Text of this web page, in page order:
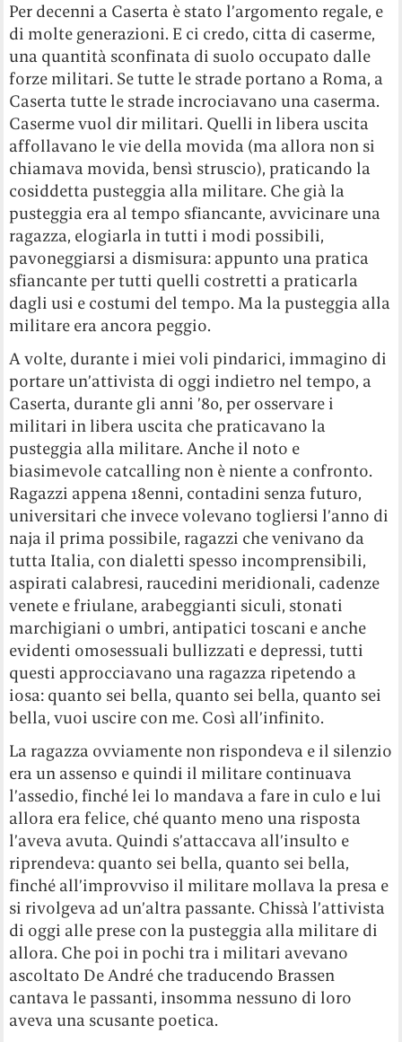
Per decenni a Caserta è stato l’argomento regale, e
di molte generazioni. E ci credo, citta di caserme,
una quantità sconfinata di suolo occupato dalle
forze militari. Se tutte le strade portano a Roma, a
Caserta tutte le strade incrociavano una caserma.
Caserme vuol dir militari. Quelli in libera uscita
affollavano le vie della movida (ma allora non si
chiamava movida, bensì struscio), praticando la
cosiddetta pusteggia alla militare. Che già la
pusteggia era al tempo sfiancante, avvicinare una
ragazza, elogiarla in tutti i modi possibili,
pavoneggiarsi a dismisura: appunto una pratica
sfiancante per tutti quelli costretti a praticarla
dagli usi e costumi del tempo. Ma la pusteggia alla
militare era ancora peggio.
A volte, durante i miei voli pindarici, immagino di
portare un’attivista di oggi indietro nel tempo, a
Caserta, durante gli anni ’80, per osservare i
militari in libera uscita che praticavano la
pusteggia alla militare. Anche il noto e
biasimevole catcalling non è niente a confronto.
Ragazzi appena 18enni, contadini senza futuro,
universitari che invece volevano togliersi l’anno di
naja il prima possibile, ragazzi che venivano da
tutta Italia, con dialetti spesso incomprensibili,
aspirati calabresi, raucedini meridionali, cadenze
venete e friulane, arabeggianti siculi, stonati
marchigiani o umbri, antipatici toscani e anche
evidenti omosessuali bullizzati e depressi, tutti
questi approcciavano una ragazza ripetendo a
iosa: quanto sei bella, quanto sei bella, quanto sei
bella, vuoi uscire con me. Così all’infinito.
La ragazza ovviamente non rispondeva e il silenzio
era un assenso e quindi il militare continuava
l’assedio, finché lei lo mandava a fare in culo e lui
allora era felice, ché quanto meno una risposta
l’aveva avuta. Quindi s’attaccava all’insulto e
riprendeva: quanto sei bella, quanto sei bella,
finché all’improvviso il militare mollava la presa e
si rivolgeva ad un’altra passante. Chissà l’attivista
di oggi alle prese con la pusteggia alla militare di
allora. Che poi in pochi tra i militari avevano
ascoltato De André che traducendo Brassen
cantava le passanti, insomma nessuno di loro
aveva una scusante poetica.